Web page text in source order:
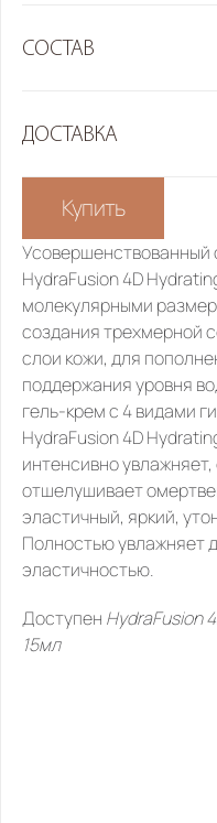
СОСТАВ
ДОСТАВКА
Купить
HydraFusion 4D
молекулярными
создания трехмерной
слои кожи, для
поддержания уровня
гель-крем с 4 видами
HydraFusion 4D
интенсивно
отшелушивает
эластичный, яркий,
Полностью увлажняет
эластичностью.
Доступен HydraFusion
15мл